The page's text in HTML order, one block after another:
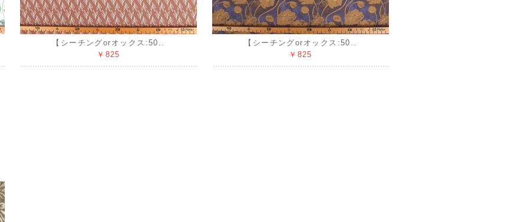
【シーチングorオックス:50..
￥825
【シーチングorオックス:50..
￥825